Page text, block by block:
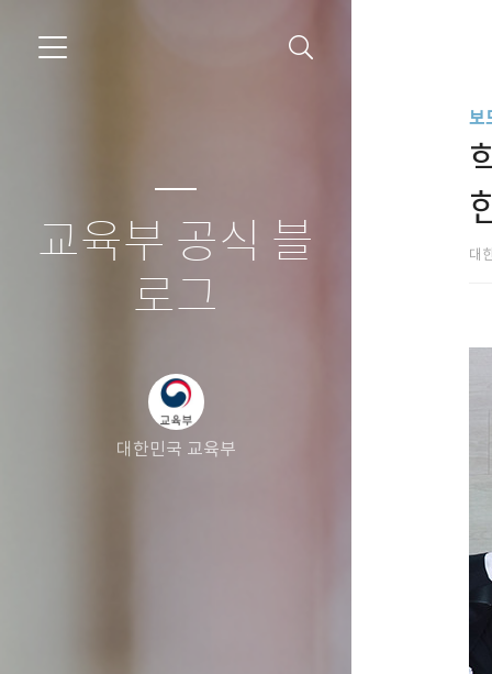
교육부 공식 블
로그
대한민국 교육부
보
대